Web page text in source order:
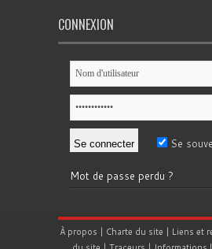
CONNEXION
Se
Mot de passe perdu ?
À propos | Charte du site | Liens et